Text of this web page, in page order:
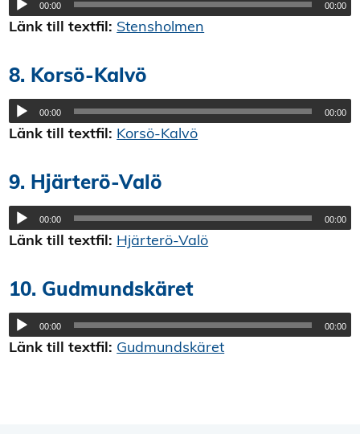
00:00 00:00
Länk till textfil: Stensholmen
8. Korsö-Kalvö
00:00 00:00
Länk till textfil: Korsö-Kalvö
9. Hjärterö-Valö
00:00 00:00
Länk till textfil: Hjärterö-Valö
10. Gudmundskäret
00:00 00:00
Länk till textfil: Gudmundskäret